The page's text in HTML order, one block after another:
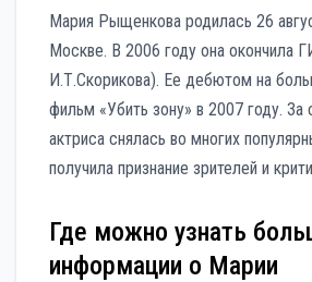
Мария Рыщенкова родилась 26
Москве. В 2006 году она окончила
И.Т.Скорикова). Ее дебютом на
фильм «Убить зону» в 2007 году. За
актриса снялась во многих
получила признание зрителей и
Где можно узнать
информации о Марии